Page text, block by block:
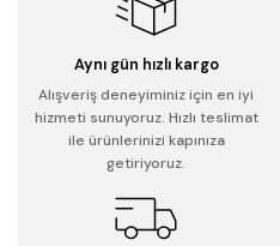
Aynı gün hızlı kargo
Alışveriş deneyiminiz için en iyi
hizmeti sunuyoruz. Hızlı teslimat
ile ürünlerinizi kapınıza
getiriyoruz.